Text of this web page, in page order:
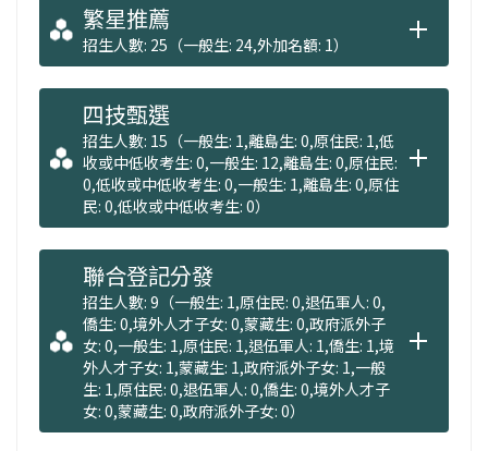
繁星推薦
招生人數: 25（一般生: 24,外加名額: 1）
四技甄選
招生人數: 15（一般生: 1,離島生: 0,原住民: 1,低
收或中低收考生: 0,一般生: 12,離島生: 0,原住民:
0,低收或中低收考生: 0,一般生: 1,離島生: 0,原住
民: 0,低收或中低收考生: 0）
聯合登記分發
招生人數: 9（一般生: 1,原住民: 0,退伍軍人: 0,
僑生: 0,境外人才子女: 0,蒙藏生: 0,政府派外子
女: 0,一般生: 1,原住民: 1,退伍軍人: 1,僑生: 1,境
外人才子女: 1,蒙藏生: 1,政府派外子女: 1,一般
生: 1,原住民: 0,退伍軍人: 0,僑生: 0,境外人才子
女: 0,蒙藏生: 0,政府派外子女: 0）